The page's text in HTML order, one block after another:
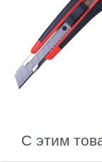
С этим